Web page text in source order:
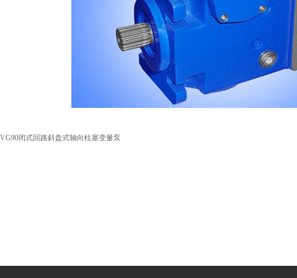
闭式回路斜盘式轴向柱塞变量泵